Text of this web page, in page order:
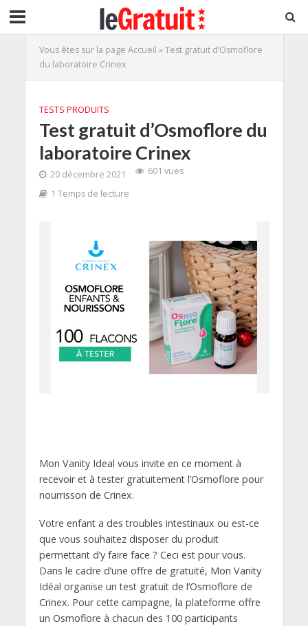
Vous êtes sur la page Accueil »Test gratuit d’Osmoflore
du laboratoire Crinex
TESTS PRODUITS
Test gratuit d’Osmoflore du
laboratoire Crinex
20 décembre 2021
601 vues
1 Temps de lecture
Mon Vanity Ideal vous invite en ce moment à
recevoir et à tester gratuitement l’Osmoflore pour
nourrisson de Crinex.
Votre enfant a des troubles intestinaux ou est-ce
que vous souhaitez disposer du produit
permettant d’y faire face ? Ceci est pour vous.
Dans le cadre d’une offre de gratuité, Mon Vanity
Idéal organise un test gratuit de l’Osmoflore de
Crinex. Pour cette campagne, la plateforme offre
un Osmoflore à chacun des 100 participants